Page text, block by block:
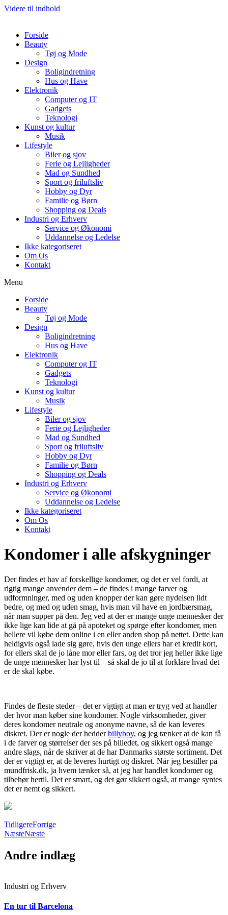
Videre til indhold
Forside
Beauty
Tøj og Mode
Design
Boligindretning
Hus og Have
Elektronik
Computer og IT
Gadgets
Teknologi
Kunst og kultur
Musik
Lifestyle
Biler og sjov
Ferie og Lejligheder
Mad og Sundhed
Sport og friluftsliv
Hobby og Dyr
Familie og Børn
Shopping og Deals
Industri og Erhverv
Service og Økonomi
Uddannelse og Ledelse
Ikke kategoriseret
Om Os
Kontakt
Menu
Forside
Beauty
Tøj og Mode
Design
Boligindretning
Hus og Have
Elektronik
Computer og IT
Gadgets
Teknologi
Kunst og kultur
Musik
Lifestyle
Biler og sjov
Ferie og Lejligheder
Mad og Sundhed
Sport og friluftsliv
Hobby og Dyr
Familie og Børn
Shopping og Deals
Industri og Erhverv
Service og Økonomi
Uddannelse og Ledelse
Ikke kategoriseret
Om Os
Kontakt
Kondomer i alle afskygninger
Der findes et hav af forskellige kondomer, og det er vel fordi, at
rigtig mange anvender dem – de findes i mange farver og
udformninger, med og uden knopper der kan gøre nydelsen lidt
bedre, og med og uden smag, hvis man vil have en jordbærsmag,
når man supper på den. Jeg ved at der er mange unge mennesker der
ikke lige kan lide at gå på apoteket og spørge efter kondomer, men
hellere vil købe dem online i en eller anden shop på nettet. Dette kan
heldigvis også lade sig gøre, hvis den unge ellers har et kredit kort,
for ellers skal de jo låne mor eller fars, og det tror jeg heller ikke lige
de unge mennesker har lyst til – så skal de jo til at forklare hvad det
er de skal købe.
Findes de fleste steder – det er vigtigt at man er tryg ved at handler
der hvor man køber sine kondomer. Nogle virksomheder, giver
deres kondomer neutrale og anonyme navne, så de kan leveres
diskret. Der er nogle der hedderbillyboy, og jeg tænker at de kan få
i de farver og størrelser der ses på billedet, og sikkert også mange
andre slags, når de skriver at de har Danmarks største sortiment. Det
der er vigtigt er, at de leveres hurtigt og diskret. Når jeg bestiller på
mundfrisk.dk, ja hvem tænker så, at jeg har handlet kondomer og
tilbehør hertil. Det er smart, og det gør sikkert også, at mange syntes
det er nemt og sikkert.
TidligereForrige
NæsteNæste
Andre indlæg
Industri og Erhverv
En tur til Barcelona